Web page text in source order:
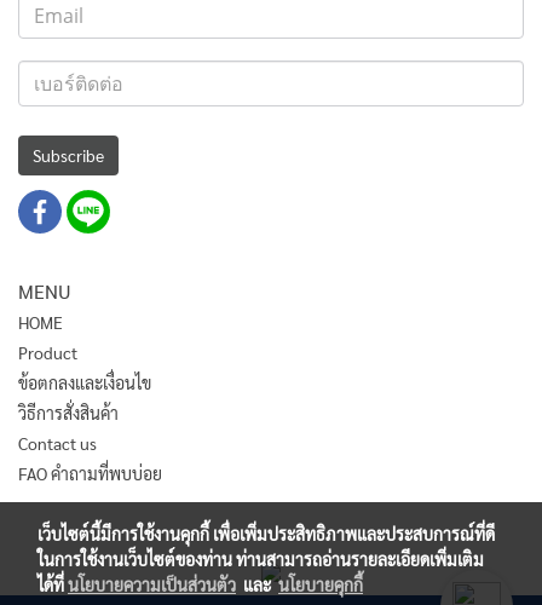
Subscribe
MENU
HOME
Product
ข้อตกลงและเงื่อนไข
วิธีการสั่งสินค้า
Contact us
FAO คำถามที่พบบ่อย
เว็บไซต์นี้มีการใช้งานคุกกี้ เพื่อเพิ่มประสิทธิภาพและประสบการณ์ที่ดี
ในการใช้งานเว็บไซต์ของท่าน ท่านสามารถอ่านรายละเอียดเพิ่มเติม
ได้ที่นโยบายความเป็นส่วนตัว และนโยบายคุกกี้